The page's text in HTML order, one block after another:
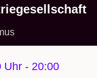
Uhr - 20:00